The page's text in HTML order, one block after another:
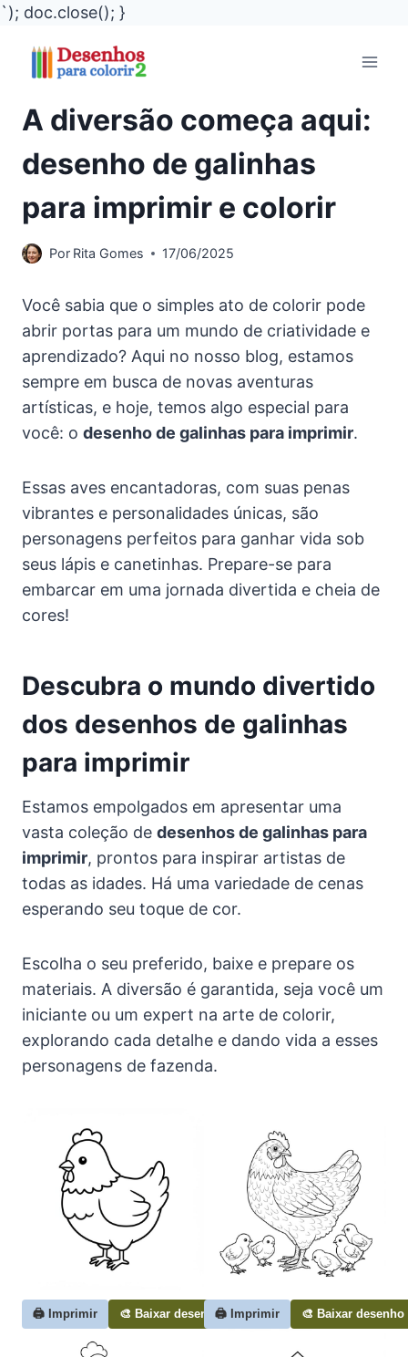
`); doc.close(); }
Conteúdo
A diversão começa aqui:
desenho de galinhas
para imprimir e colorir
Por Rita Gomes 17/06/2025
Você sabia que o simples ato de colorir pode
abrir portas para um mundo de criatividade e
aprendizado? Aqui no nosso blog, estamos
sempre em busca de novas aventuras
artísticas, e hoje, temos algo especial para
você: o desenho de galinhas para imprimir.
Essas aves encantadoras, com suas penas
vibrantes e personalidades únicas, são
personagens perfeitos para ganhar vida sob
seus lápis e canetinhas. Prepare-se para
embarcar em uma jornada divertida e cheia de
cores!
Descubra o mundo divertido
dos desenhos de galinhas
para imprimir
Estamos empolgados em apresentar uma
vasta coleção de desenhos de galinhas para
imprimir, prontos para inspirar artistas de
todas as idades. Há uma variedade de cenas
esperando seu toque de cor.
Escolha o seu preferido, baixe e prepare os
materiais. A diversão é garantida, seja você um
iniciante ou um expert na arte de colorir,
explorando cada detalhe e dando vida a esses
personagens de fazenda.
🖨️ Imprimir 🎨 Baixar desenho🖨️ Imprimir 🎨 Baixar desenho